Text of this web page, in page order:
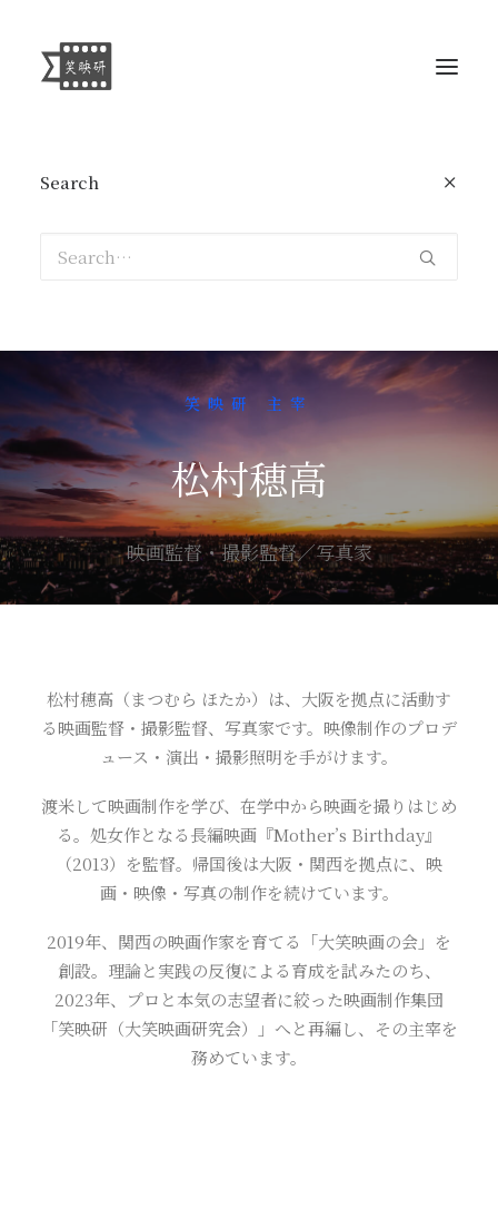
Search
笑映研 主宰
松村穂高
映画監督・撮影監督／写真家
松村穂高（まつむら ほたか）は、大阪を拠点に活動す
る映画監督・撮影監督、写真家です。映像制作のプロデ
ュース・演出・撮影照明を手がけます。
渡米して映画制作を学び、在学中から映画を撮りはじめ
る。処女作となる長編映画『Mother’s Birthday』
（2013）を監督。帰国後は大阪・関西を拠点に、映
画・映像・写真の制作を続けています。
2019年、関西の映画作家を育てる「大笑映画の会」を
創設。理論と実践の反復による育成を試みたのち、
2023年、プロと本気の志望者に絞った映画制作集団
「笑映研（大笑映画研究会）」へと再編し、その主宰を
務めています。